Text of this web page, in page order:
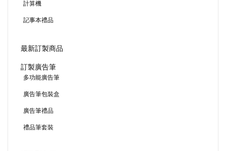
計算機
記事本禮品
最新訂製商品
訂製廣告筆
多功能廣告筆
廣告筆包裝盒
廣告筆禮品
禮品筆套裝